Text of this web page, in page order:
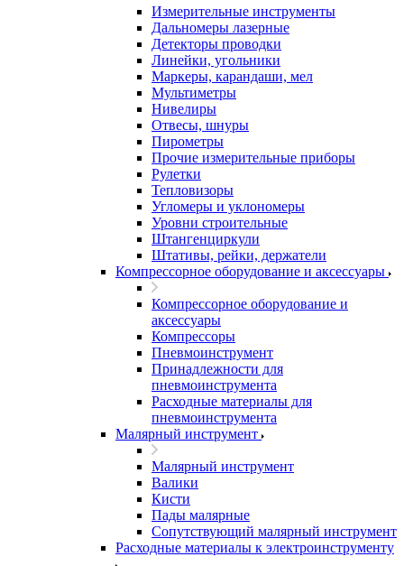
Измерительные инструменты
Дальномеры лазерные
Детекторы проводки
Линейки, угольники
Маркеры, карандаши, мел
Мультиметры
Нивелиры
Отвесы, шнуры
Пирометры
Прочие измерительные приборы
Рулетки
Тепловизоры
Угломеры и уклономеры
Уровни строительные
Штангенциркули
Штативы, рейки, держатели
Компрессорное оборудование и аксессуары
Компрессорное оборудование и
аксессуары
Компрессоры
Пневмоинструмент
Принадлежности для
пневмоинструмента
Расходные материалы для
пневмоинструмента
Малярный инструмент
Малярный инструмент
Валики
Кисти
Пады малярные
Сопутствующий малярный инструмент
Расходные материалы к электроинструменту